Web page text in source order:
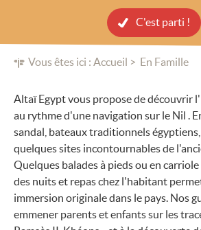
C'est parti !
Vous êtes ici : Accueil En Famille
Altaï Egypt vous propose de découvrir
au rythme d'une navigation sur le Nil .
sandal, bateaux traditionnels
quelques sites incontournables de
Quelques balades à pieds ou en
des nuits et repas chez l'habitant
immersion originale dans le pays. Nos
emmener parents et enfants sur les